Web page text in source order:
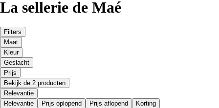
La sellerie de Maé
Filters
Maat
Kleur
Geslacht
Prijs
Bekijk de 2 producten
Relevantie
Relevantie
Prijs oplopend Prijs aflopend Korting